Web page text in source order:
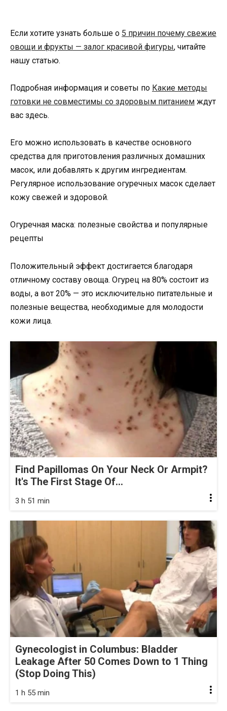
Если хотите узнать больше о 5 причин почему свежие
овощи и фрукты — залог красивой фигуры, читайте
нашу статью.
Подробная информация и советы по Какие методы
готовки не совместимы со здоровым питанием ждут
вас здесь.
Его можно использовать в качестве основного
средства для приготовления различных домашних
масок, или добавлять к другим ингредиентам.
Регулярное использование огуречных масок сделает
кожу свежей и здоровой.
Огуречная маска: полезные свойства и популярные
рецепты
Положительный эффект достигается благодаря
отличному составу овоща. Огурец на 80% состоит из
воды, а вот 20% — это исключительно питательные и
полезные вещества, необходимые для молодости
кожи лица.
Find Papillomas On Your Neck Or Armpit?
It's The First Stage Of...
3 h 51 min
Gynecologist in Columbus: Bladder
Leakage After 50 Comes Down to 1 Thing
(Stop Doing This)
1 h 55 min